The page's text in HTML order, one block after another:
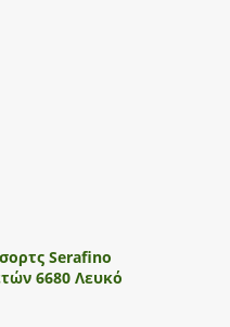
Serafino
6680 Λευκό